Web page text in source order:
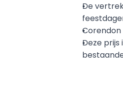
De
Deze